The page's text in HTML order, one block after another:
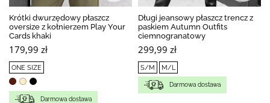
Krótki dwurzędowy płaszcz
oversize z kołnierzem Play Your
Cards khaki
179,99 zł
ONE SIZE
Darmowa dostawa
Długi jeansowy płaszcz trencz z
paskiem Autumn Outfits
ciemnogranatowy
299,99 zł
S/M M/L
Darmowa dostawa